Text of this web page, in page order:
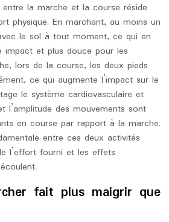
la marche et la course réside
physique. En marchant, au moins un
le sol à tout moment, ce qui en
et plus douce pour les
lors de la course, les deux pieds
ce qui augmente l’impact sur le
le système cardiovasculaire et
l’amplitude des mouvements sont
en course par rapport à la marche.
entre ces deux activités
l’effort fourni et les effets
fait plus maigrir que